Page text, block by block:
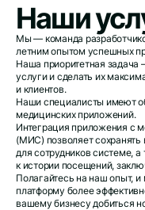
Наши
Мы — команда
летним опытом успешных
Наша приоритетная
услуги и сделать их
и клиентов.
Наши специалисты имеют
медицинских приложений.
Интеграция приложения с
(МИС) позволяет сохранять
для сотрудников системе,
к истории посещений,
Полагайтесь на наш опыт,
платформу более
вашему бизнесу добиться